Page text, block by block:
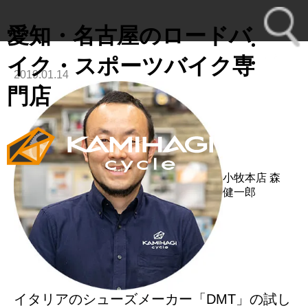
愛知・名古屋のロードバ
イク・スポーツバイク専
門店
2019.01.14
小牧本店森
健一郎
イタリアのシューズメーカー「DMT」の試し